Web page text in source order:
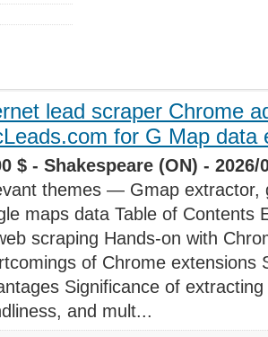
lead scraper Chrome
for G Map data
$ - Shakespeare (ON) - 2026/
themes — Gmap extractor,
maps data Table of Contents
scraping Hands-on with
of Chrome extensions
Significance of
and mult...